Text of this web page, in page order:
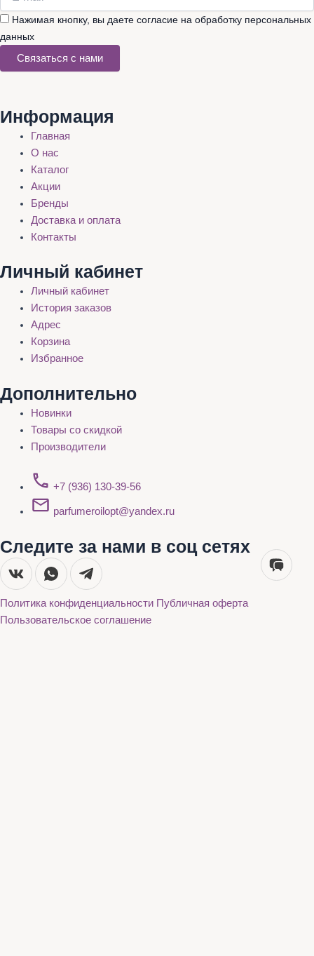
Нажимая кнопку, вы даете согласие на обработку персональных
данных
Связаться с нами
Информация
Главная
О нас
Каталог
Акции
Бренды
Доставка и оплата
Контакты
Личный кабинет
Личный кабинет
История заказов
Адрес
Корзина
Избранное
Дополнительно
Новинки
Товары со скидкой
Производители
+7 (936) 130-39-56
parfumeroilopt@yandex.ru
Следите за нами в соц сетях
Политика конфиденциальности Публичная оферта
Пользовательское соглашение